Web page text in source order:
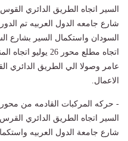
السير اتجاه الطريق الدائري
شارع جامعه الدول العربيه تم
السودان واستكمال السير بشارع
اتجاه مطلع محور
عامر وصولا الي الطريق الدائري
الاعمال.
- حركه المركبات القادمه من
السير اتجاه الطريق الدائري
شارع جامعة الدول العربيه